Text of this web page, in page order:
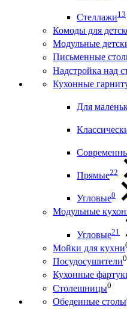
Стеллажи13
Комоды для
Модульные
Письменные
Надстройка над
Кухонные
Для
Прямые22
Угловые0
Модульные
Угловые21
Мойки для кухни
Посудосушители0
Кухонные
Столешницы0
Обеденные столы